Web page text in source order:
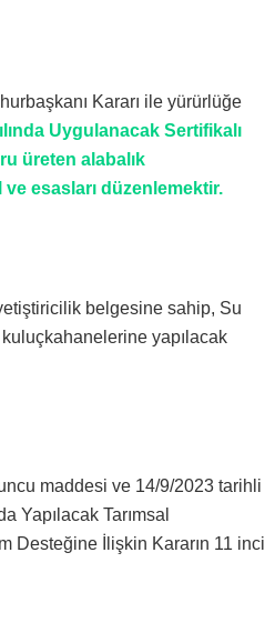
Kararı ile yürürlüğe
Uygulanacak Sertifikalı
üreten alabalık
esasları düzenlemektir.
belgesine sahip, Su
yapılacak
maddesi ve 14/9/2023 tarihli
Yapılacak Tarımsal
Desteğine İlişkin Kararın 11 inci